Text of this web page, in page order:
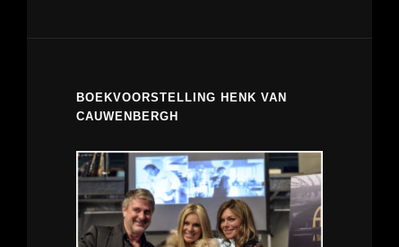
BOEKVOORSTELLING HENK VAN
CAUWENBERGH